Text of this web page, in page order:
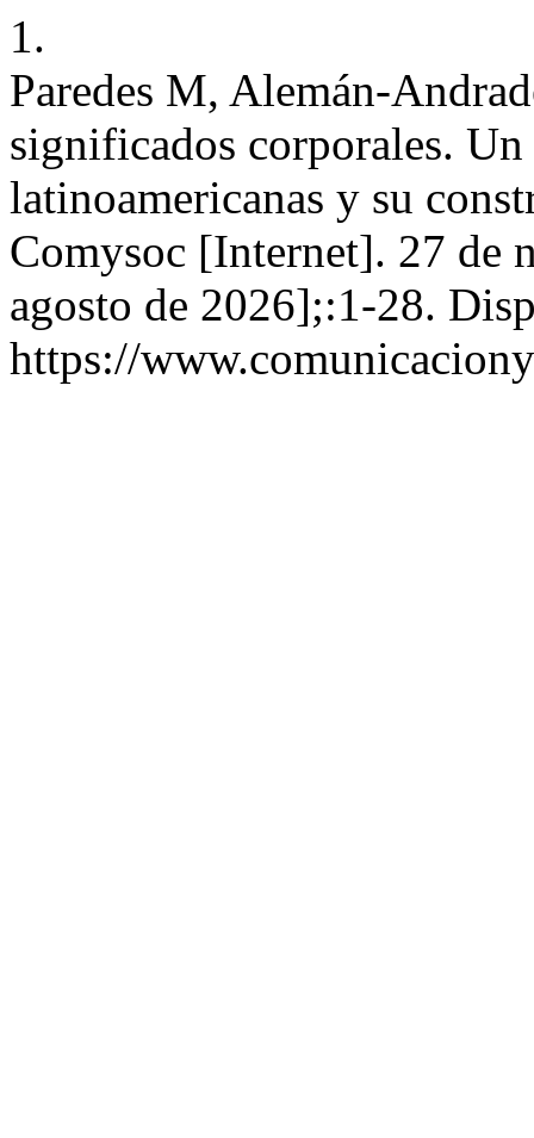
1.
Paredes M, Alemán-
significados corporales.
latinoamericanas y su
Comysoc [Internet]. 27 de
agosto de 2026];:1-28.
https://